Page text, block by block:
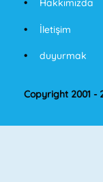
Hakkımızda
İletişim
duyurmak
Copyright 2001 -